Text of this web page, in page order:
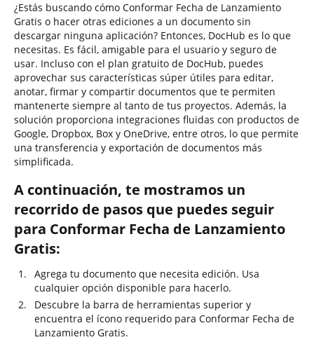
¿Estás buscando cómo Conformar Fecha de Lanzamiento
Gratis o hacer otras ediciones a un documento sin
descargar ninguna aplicación? Entonces, DocHub es lo que
necesitas. Es fácil, amigable para el usuario y seguro de
usar. Incluso con el plan gratuito de DocHub, puedes
aprovechar sus características súper útiles para editar,
anotar, firmar y compartir documentos que te permiten
mantenerte siempre al tanto de tus proyectos. Además, la
solución proporciona integraciones fluidas con productos de
Google, Dropbox, Box y OneDrive, entre otros, lo que permite
una transferencia y exportación de documentos más
simplificada.
A continuación, te mostramos un
recorrido de pasos que puedes seguir
para Conformar Fecha de Lanzamiento
Gratis:
Agrega tu documento que necesita edición. Usa
cualquier opción disponible para hacerlo.
Descubre la barra de herramientas superior y
encuentra el ícono requerido para Conformar Fecha de
Lanzamiento Gratis.